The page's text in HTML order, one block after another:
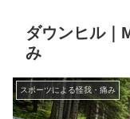
ダウンヒル｜
み
スポーツによる怪我・痛み